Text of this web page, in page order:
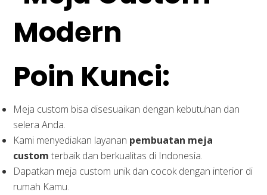
Poin Kunci:
Meja custom bisa disesuaikan dengan kebutuhan dan
selera Anda.
Kami menyediakan layanan pembuatan meja
custom terbaik dan berkualitas di Indonesia.
Dapatkan meja custom unik dan cocok dengan interior di
rumah Kamu.